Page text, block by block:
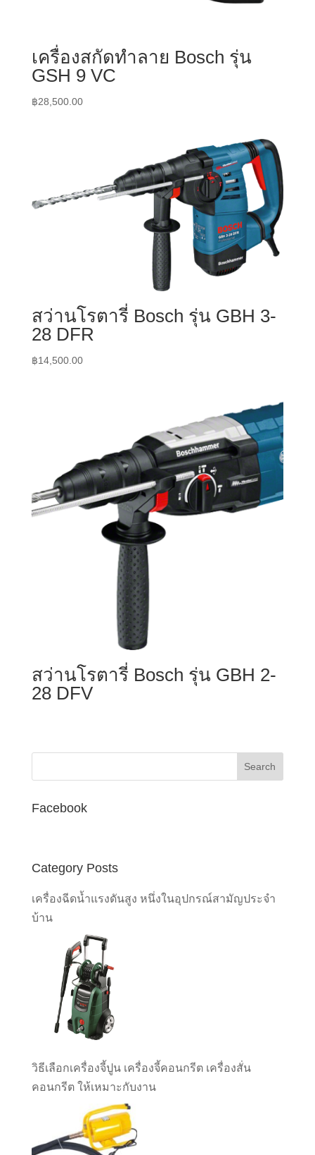
เครื่องสกัดทำลาย Bosch รุ่น
GSH 9 VC
฿28,500.00
สว่านโรตารี่ Bosch รุ่น GBH 3-
28 DFR
฿14,500.00
สว่านโรตารี่ Bosch รุ่น GBH 2-
28 DFV
Facebook
Category Posts
เครื่องฉีดน้ำแรงดันสูง หนึ่งในอุปกรณ์สามัญประจำ
บ้าน
วิธีเลือกเครื่องจี้ปูน เครื่องจี้คอนกรีต เครื่องสั่น
คอนกรีต ให้เหมาะกับงาน